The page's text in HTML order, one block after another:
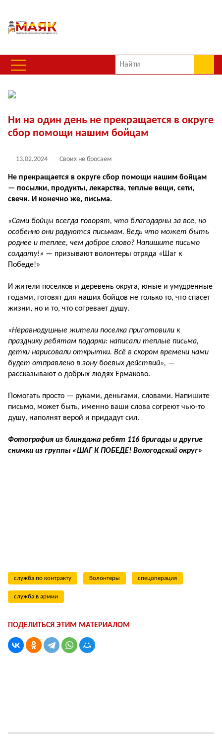
Ни на один день не прекращается в округе
сбор помощи нашим бойцам
13.02.2024 Своих не бросаем
Не прекращается в округе сбор помощи нашим бойцам
— посылки, продукты, лекарства, теплые вещи, сети,
свечи. И конечно же, письма.
«Сами бойцы всегда говорят, что благодарны за все, но
особенно они радуются письмам. Ведь что может быть
роднее и теплее, чем доброе слово? Напишите письмо
солдату!» — призывают волонтеры отряда «Шаг к
Победе!»
И жители поселков и деревень округа, юные и умудренные
годами, готовят для наших бойцов не только то, что спасет
жизни, но и то, что согревает душу.
«Неравнодушные жители поселка приготовили к
празднику ребятам подарки: написали теплые письма,
детки нарисовали открытки. Всё в скором времени нами
будет отправлено в зону боевых действий», —
рассказывают о добрых людях Ермаково.
Помогать просто — руками, деньгами, словами. Напишите
письмо, может быть, именно ваши слова согреют чью-то
душу, наполнят верой и придадут сил.
Фотография из блиндажа ребят 116 бригады и другие
снимки из группы «ШАГ К ПОБЕДЕ! Вологодский округ»
служба по контракту Волонтеры спецоперация
служба в армии
ПОДЕЛИТЬСЯ ЭТИМ МАТЕРИАЛОМ